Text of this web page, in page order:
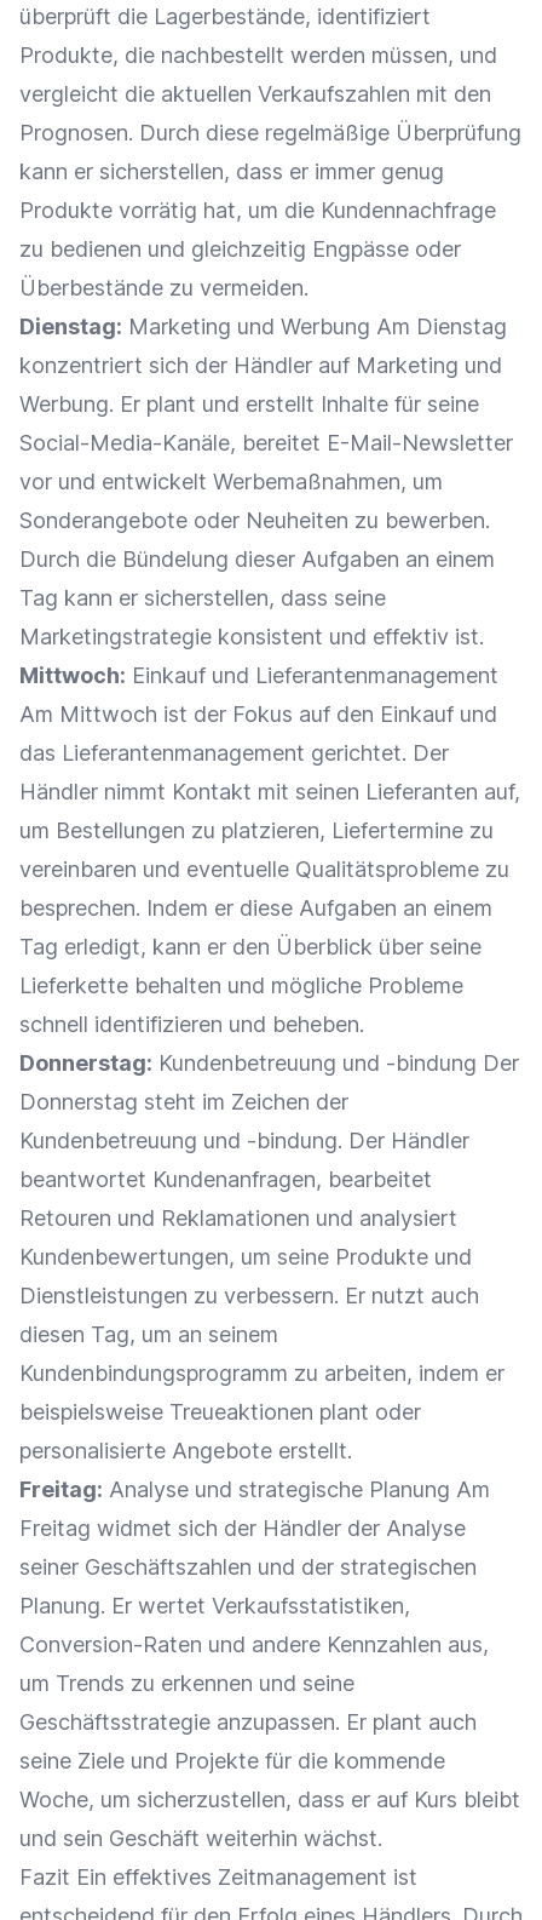
überprüft die Lagerbestände, identifiziert
Produkte, die nachbestellt werden müssen, und
vergleicht die aktuellen Verkaufszahlen mit den
Prognosen. Durch diese regelmäßige Überprüfung
kann er sicherstellen, dass er immer genug
Produkte vorrätig hat, um die Kundennachfrage
zu bedienen und gleichzeitig Engpässe oder
Überbestände zu vermeiden.
Dienstag: Marketing und Werbung Am Dienstag
konzentriert sich der Händler auf Marketing und
Werbung. Er plant und erstellt Inhalte für seine
Social-Media-Kanäle, bereitet E-Mail-Newsletter
vor und entwickelt Werbemaßnahmen, um
Sonderangebote oder Neuheiten zu bewerben.
Durch die Bündelung dieser Aufgaben an einem
Tag kann er sicherstellen, dass seine
Marketingstrategie konsistent und effektiv ist.
Mittwoch: Einkauf und Lieferantenmanagement
Am Mittwoch ist der Fokus auf den Einkauf und
das Lieferantenmanagement gerichtet. Der
Händler nimmt Kontakt mit seinen Lieferanten auf,
um Bestellungen zu platzieren, Liefertermine zu
vereinbaren und eventuelle Qualitätsprobleme zu
besprechen. Indem er diese Aufgaben an einem
Tag erledigt, kann er den Überblick über seine
Lieferkette behalten und mögliche Probleme
schnell identifizieren und beheben.
Donnerstag: Kundenbetreuung und -bindung Der
Donnerstag steht im Zeichen der
Kundenbetreuung und -bindung. Der Händler
beantwortet Kundenanfragen, bearbeitet
Retouren und Reklamationen und analysiert
Kundenbewertungen, um seine Produkte und
Dienstleistungen zu verbessern. Er nutzt auch
diesen Tag, um an seinem
Kundenbindungsprogramm zu arbeiten, indem er
beispielsweise Treueaktionen plant oder
personalisierte Angebote erstellt.
Freitag: Analyse und strategische Planung Am
Freitag widmet sich der Händler der Analyse
seiner Geschäftszahlen und der strategischen
Planung. Er wertet Verkaufsstatistiken,
Conversion-Raten und andere Kennzahlen aus,
um Trends zu erkennen und seine
Geschäftsstrategie anzupassen. Er plant auch
seine Ziele und Projekte für die kommende
Woche, um sicherzustellen, dass er auf Kurs bleibt
und sein Geschäft weiterhin wächst.
Fazit Ein effektives Zeitmanagement ist